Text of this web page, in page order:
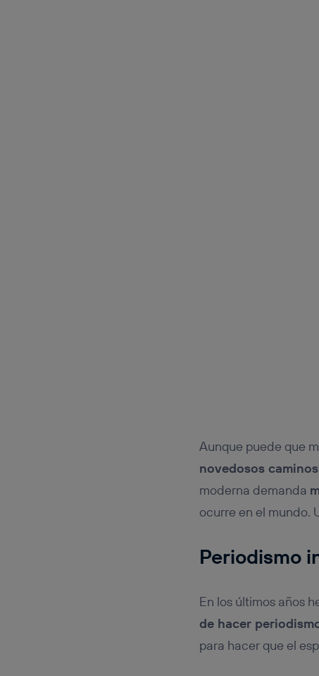
Aunque puede que
novedosos caminos
moderna demanda
ocurre en el mundo.
Periodismo
En los últimos años
de hacer
para hacer que el